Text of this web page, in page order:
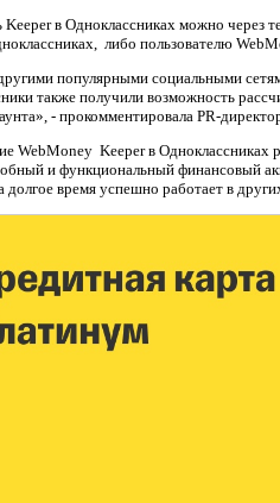
Keeper в Одноклассниках можно через
либо пользователю
популярными социальными
также получили возможность
- прокомментировала PR-
WebMoney Keeper в Одноклассниках
и функциональный финансовый
долгое время успешно работает в